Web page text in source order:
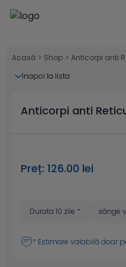
Acasă > Shop > Anticorpi anti
înapoi la lista
Anticorpi anti
Preț: 126.00 lei
Durata 10 zile * sânge
* Estimare valabilă doar